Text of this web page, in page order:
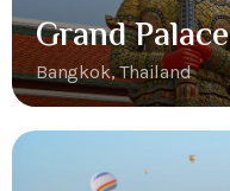
Grand Palace
Bangkok, Thailand